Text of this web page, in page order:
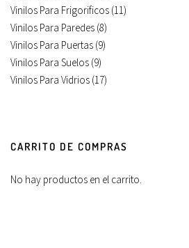
Vinilos Para Frigorificos (11)
Vinilos Para Paredes (8)
Vinilos Para Puertas (9)
Vinilos Para Suelos (9)
Vinilos Para Vidrios (17)
CARRITO DE COMPRAS
No hay productos en el carrito.